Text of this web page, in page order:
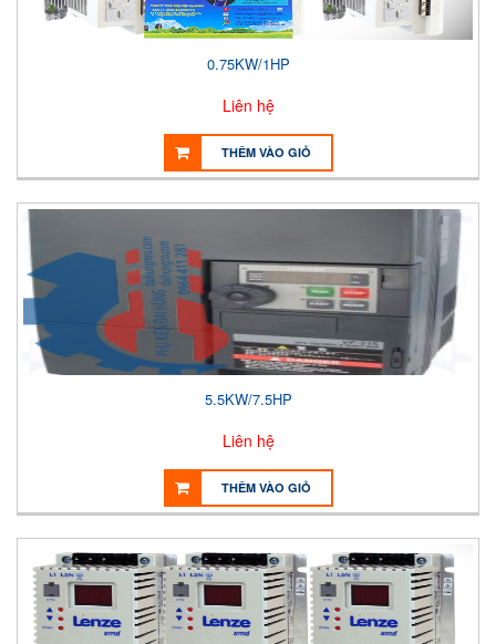
0.75KW/1HP
Liên hệ
THÊM VÀO GIỎ
5.5KW/7.5HP
Liên hệ
THÊM VÀO GIỎ